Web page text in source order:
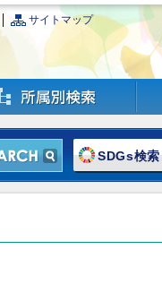
サイトマップ
SDGs検索